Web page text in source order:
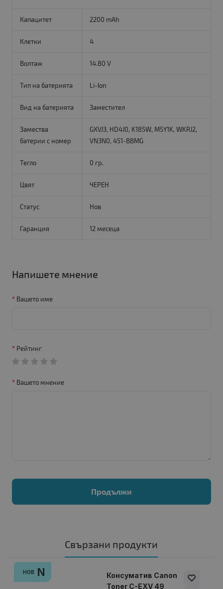
Капацитет 2200 mAh
Клетки 4
Волтаж 14.80 V
Тип на батерията Li-Ion
Вид на батерията Заместител
Замества
батерии с номер
GXVJ3, HD4J0, K185W, M5Y1K, WKRJ2,
VN3N0, 451-BBMG
Тегло 0 гр.
Цвят ЧЕРЕН
Статус Нов
Гаранция 12 месеца
Напишете мнение
Вашето име
Рейтинг
Вашето мнение
Продължи
Свързани продукти
НОВ N
Консуматив Canon
Toner C-EXV 49